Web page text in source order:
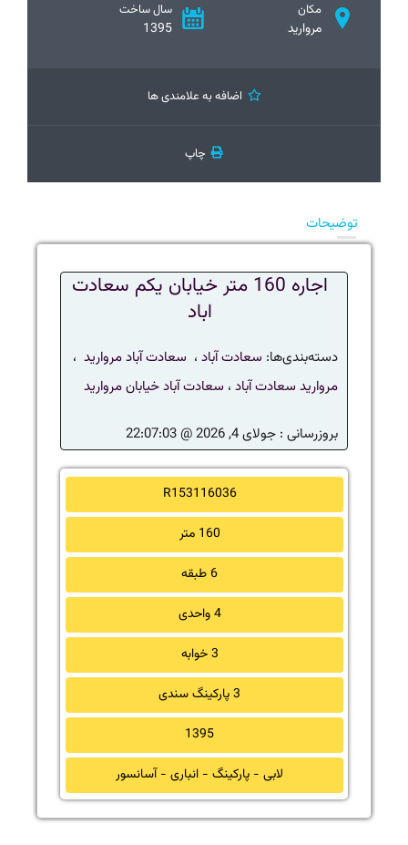
مکان
مروارید
سال ساخت
1395
اضافه به علامندی ها
چاپ
توضیحات
اجاره 160 متر خیابان یکم سعادت
اباد
دسته‌بندی‌ها: سعادت آباد ، سعادت آباد مروارید ،
مروارید سعادت آباد ، سعادت آباد خیابان مروارید
بروزرسانی : جولای 4, 2026 @ 22:07:03
R153116036
160 متر
6 طبقه
4 واحدی
3 خوابه
3 پارکینگ سندی
1395
لابی - پارکینگ - انباری - آسانسور